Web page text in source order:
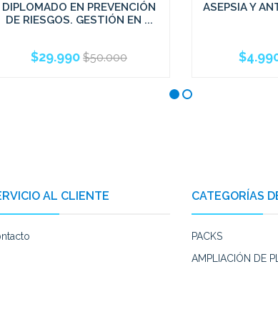
DIPLOMADO EN PREVENCIÓN
DE RIESGOS. GESTIÓN EN ...
$29.990 $50.000
ASEPSIA Y
AL CLIENTE CATEGORÍAS
PACKS
AMPLIACIÓN DE